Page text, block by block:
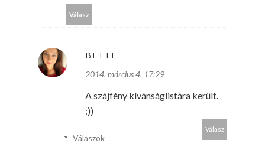
Válasz
BETTI
2014. március 4. 17:29
A szájfény kívánságlistára került.
:))
Válasz
Válaszok